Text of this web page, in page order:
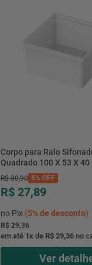
Corpo para Ralo
Quadrado 100 X 53 X 40
R$ 30,90 5%OFF
R$ 27,89
no Pix (5%de desconto)
R$ 29,36
em até 1x de R$ 29,36no
Ver